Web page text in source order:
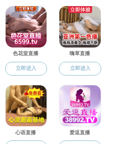
2009年4
室召开。
冶金系
金项目
充分讨
目。详细